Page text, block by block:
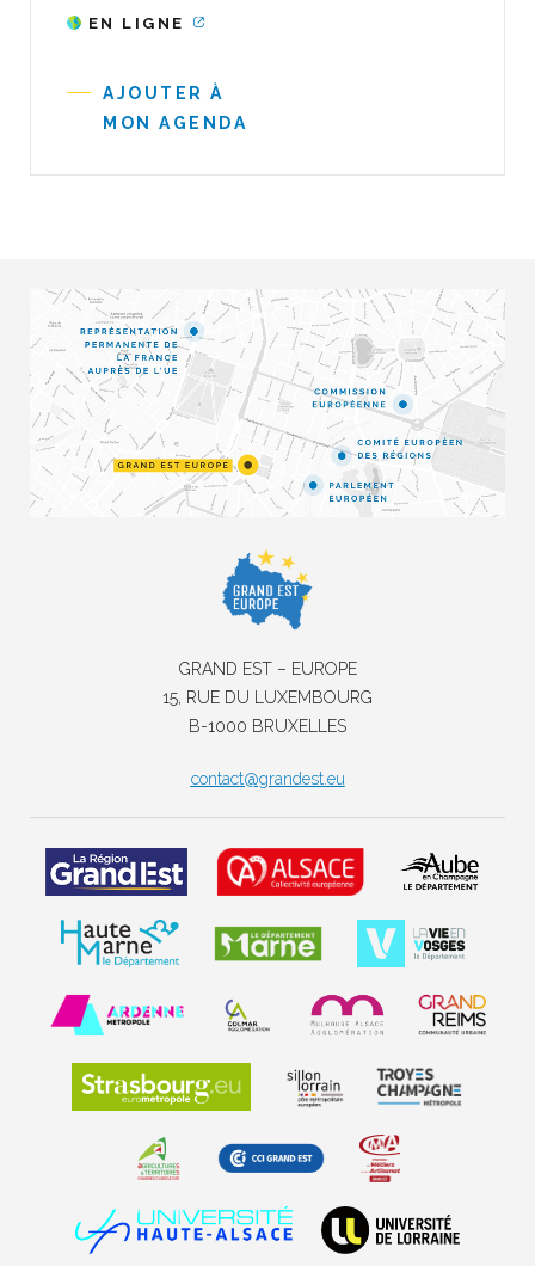
EN LIGNE
AJOUTER À
MON AGENDA
GRAND EST – EUROPE
15, RUE DU LUXEMBOURG
B-1000 BRUXELLES
contact@grandest.eu